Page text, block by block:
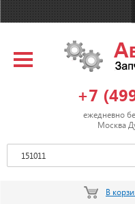
+7
ежедневно
Москва
В